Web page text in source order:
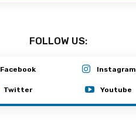
FOLLOW US:
Facebook Instagram
Twitter Youtube